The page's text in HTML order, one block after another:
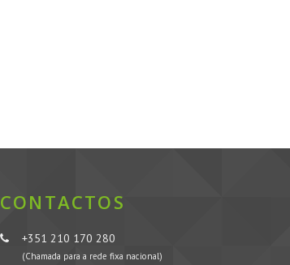
CONTACTOS
+351 210 170 280
(Chamada para a rede fixa nacional)